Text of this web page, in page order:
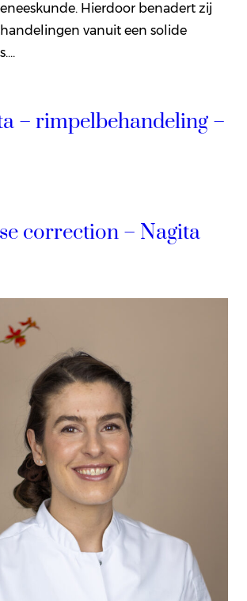
Hierdoor benadert zij
vanuit een solide
– rimpelbehandeling –
correction – Nagita